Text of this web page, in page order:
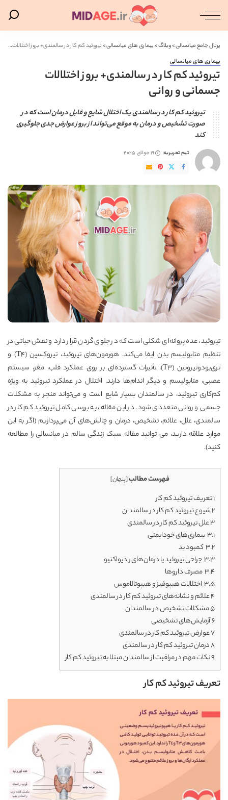
پرتال جامع میانسالی>وبلاگ>بیماری های میانسالی>تیروئید کم کار در سالمندی+ بروز اختلالات جسمانی و روانی
بیماری های میانسالی
تیروئید کم کار در سالمندی+ بروز اختلالات
جسمانی و روانی
تیروئید کم کار در سالمندی یک اختلال شایع و قابل درمان است که در
صورت تشخیص و درمان به موقع می‌تواند از بروز عوارض جدی جلوگیری
کند
ارسال
شده
تیم تحریریه 19 جولای 2025
تیروئید، غده پروانه‌ای شکلی است که در جلوی گردن قرار دارد و نقش حیاتی در
تنظیم متابولیسم بدن ایفا می‌کند. هورمون‌های تیروئید، تیروکسین (T4) و
تری‌یودوتیرونین (T3)، تأثیرات گسترده‌ای بر روی عملکرد قلب، مغز، سیستم
عصبی، متابولیسم و دیگر اندام‌ها دارند. اختلال در عملکرد تیروئید به ویژه
کم‌کاری تیروئید، در سالمندان بسیار شایع است و می‌تواند منجر به مشکلات
جسمی و روانی متعددی شود. در این مقاله، به بررسی کامل تیروئید کم کار در
سالمندی، علل، علائم، تشخیص، درمان و چالش‌های آن می‌پردازیم (اگر به این
موارد علاقه دارید، می توانید مقاله سبک زندگی سالم در میانسالیرا مطالعه
کنید).
فهرست مطالب[پنهان]
1تعریف تیروئید کم کار
2شیوع تیروئید کم کار در سالمندان
3علل تیروئید کم کار در سالمندی
3.1بیماری‌های خودایمنی
3.2کمبود ید
3.3جراحی تیروئید یا درمان‌های رادیواکتیو
3.4مصرف داروها
3.5 اختلالات هیپوفیز و هیپوتالاموس
4علائم و نشانه‌های تیروئید کم کار در سالمندی
5مشکلات تشخیص در سالمندان
6آزمایش‌های تشخیصی
7عوارض تیروئید کم کار در سالمندی
8درمان تیروئید کم کار در سالمندی
9نکات مهم در مراقبت از سالمندان مبتلا به تیروئید کم کار
تعریف تیروئید کم کار